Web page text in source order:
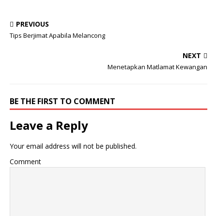
PREVIOUS
Tips Berjimat Apabila Melancong
NEXT
Menetapkan Matlamat Kewangan
BE THE FIRST TO COMMENT
Leave a Reply
Your email address will not be published.
Comment